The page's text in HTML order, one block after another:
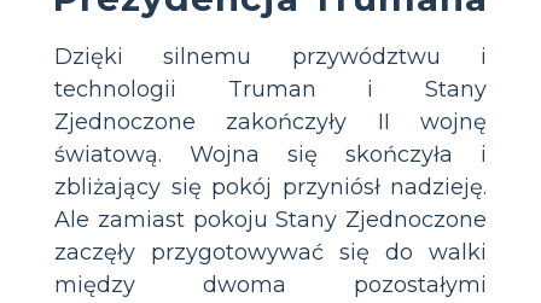
Dzięki silnemu przywództwu i
technologii Truman i Stany
Zjednoczone zakończyły II wojnę
światową. Wojna się skończyła i
zbliżający się pokój przyniósł nadzieję.
Ale zamiast pokoju Stany Zjednoczone
zaczęły przygotowywać się do walki
między dwoma pozostałymi